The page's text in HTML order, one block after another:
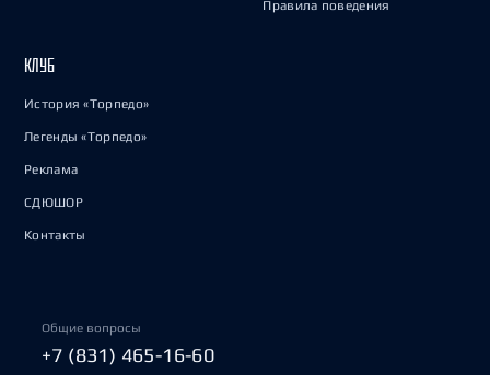
Правила поведения
КЛУБ
История «Торпедо»
Легенды «Торпедо»
Реклама
СДЮШОР
Контакты
Общие вопросы
+7 (831) 465-16-60